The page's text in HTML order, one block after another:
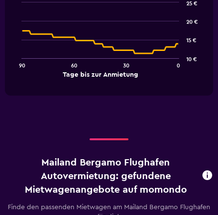
chart
The
Anmietung.
categories.
chart
Tage bis zur Anmietung
90 60 30 0
10 €
15 €
20 €
25 €
Mailand Bergamo Flughafen
Autovermietung: gefundene
Mietwagenangebote auf momondo
Finde den passenden Mietwagen am Mailand Bergamo Flughafen